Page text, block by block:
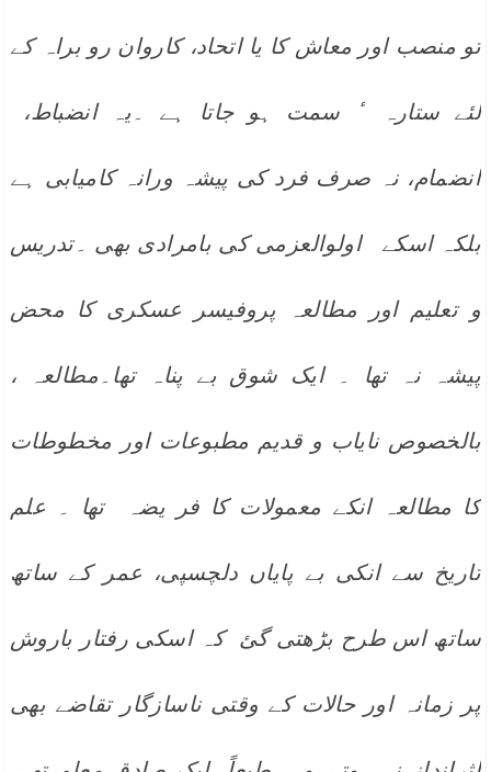
تو منصب اور معاش کا یا اتحاد، کاروان رو براہ کے
لئے ستارہ ٔ سمت ہو جاتا ہے ۔یہ انضباط،
انضمام، نہ صرف فرد کی پیشہ ورانہ کامیابی ہے
بلکہ اسکے اولوالعزمی کی بامرادی بھی ۔تدریس
و تعلیم اور مطالعہ پروفیسر عسکری کا محض
پیشہ نہ تھا ۔ ایک شوق بے پناہ تھا۔مطالعہ ،
بالخصوص نایاب و قدیم مطبوعات اور مخطوطات
کا مطالعہ انکے معمولات کا فر يضہ تھا ۔ علم
تاریخ سے انکی بے پایاں دلچسپی، عمر کے ساتھ
ساتھ اس طرح بڑھتی گئ کہ اسکی رفتار باروش
پر زمانہ اور حالات کے وقتی ناسازگار تقاضے بھی